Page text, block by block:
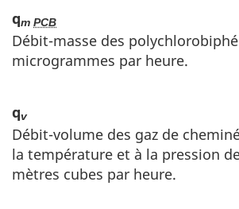
qm PCB
Débit-masse des
microgrammes par heure.
qv
Débit-volume des gaz de
la température et à la pression
mètres cubes par heure.